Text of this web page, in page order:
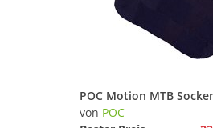
POC Motion MTB
von POC